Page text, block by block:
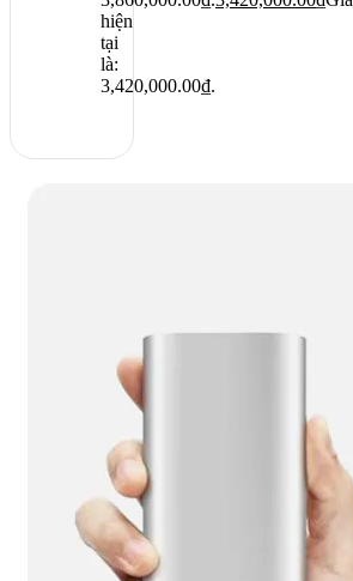
hiện
tại
là:
3,420,000.00₫.